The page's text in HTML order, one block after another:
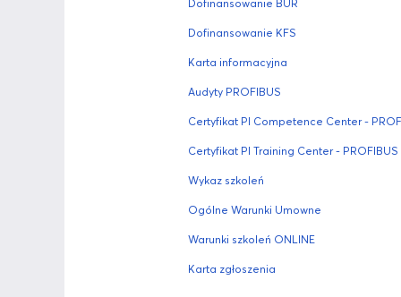
Dofinansowanie BUR
Dofinansowanie KFS
Karta informacyjna
Audyty PROFIBUS
Certyfikat PI Competence Center -
Certyfikat PI Training Center - PROFIBUS
Wykaz szkoleń
Ogólne Warunki Umowne
Warunki szkoleń ONLINE
Karta zgłoszenia